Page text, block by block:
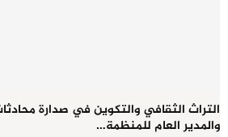
التراث الثقافي والتكوين في صدارة
والمدير العام للمنظمة…